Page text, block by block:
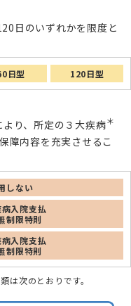
日のいずれかを限度と
日型 120日型
より、所定の３大疾病＊
障内容を充実させるこ
しない
入院支払
制限特則
入院支払
制限特則
は次のとおりです。